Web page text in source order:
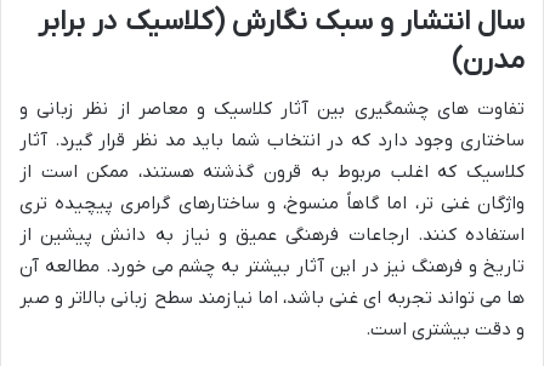
سال انتشار و سبک نگارش (کلاسیک در برابر
مدرن)
تفاوت های چشمگیری بین آثار کلاسیک و معاصر از نظر زبانی و
ساختاری وجود دارد که در انتخاب شما باید مد نظر قرار گیرد. آثار
کلاسیک که اغلب مربوط به قرون گذشته هستند، ممکن است از
واژگان غنی تر، اما گاهاً منسوخ، و ساختارهای گرامری پیچیده تری
استفاده کنند. ارجاعات فرهنگی عمیق و نیاز به دانش پیشین از
تاریخ و فرهنگ نیز در این آثار بیشتر به چشم می خورد. مطالعه آن
ها می تواند تجربه ای غنی باشد، اما نیازمند سطح زبانی بالاتر و صبر
و دقت بیشتری است.